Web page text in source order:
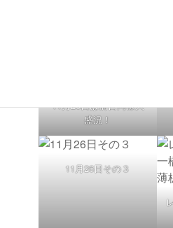
11月26日は前日同様大
盛況！
11月26日その３